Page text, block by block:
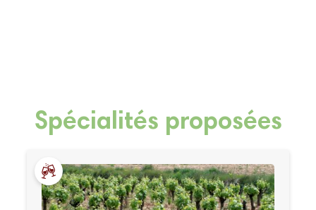
Spécialités proposées